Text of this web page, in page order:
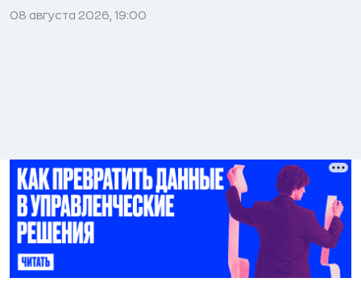
08 августа 2026, 19:00